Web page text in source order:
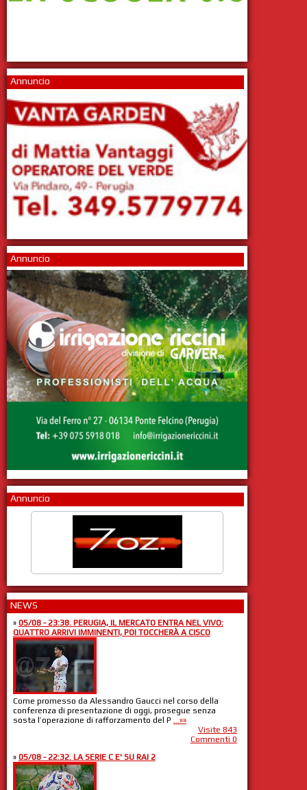
Annuncio
Annuncio
Annuncio
NEWS
» 05/08 - 23:38. PERUGIA, IL MERCATO ENTRA NEL VIVO:
QUATTRO ARRIVI IMMINENTI, POI TOCCHERÀ A CISCO
Come promesso da Alessandro Gaucci nel corso della
conferenza di presentazione di oggi, prosegue senza
sosta l’operazione di rafforzamento del P ...»»
Visite 843
Commenti 0
» 05/08 - 22:32. LA SERIE C E' SU RAI 2